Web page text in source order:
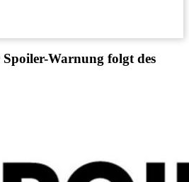
Warnung folgt des